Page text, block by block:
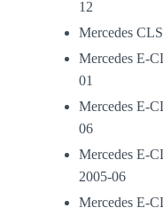
12
Mercedes
Mercedes E-
01
Mercedes E-
06
Mercedes E-
2005-06
Mercedes E-